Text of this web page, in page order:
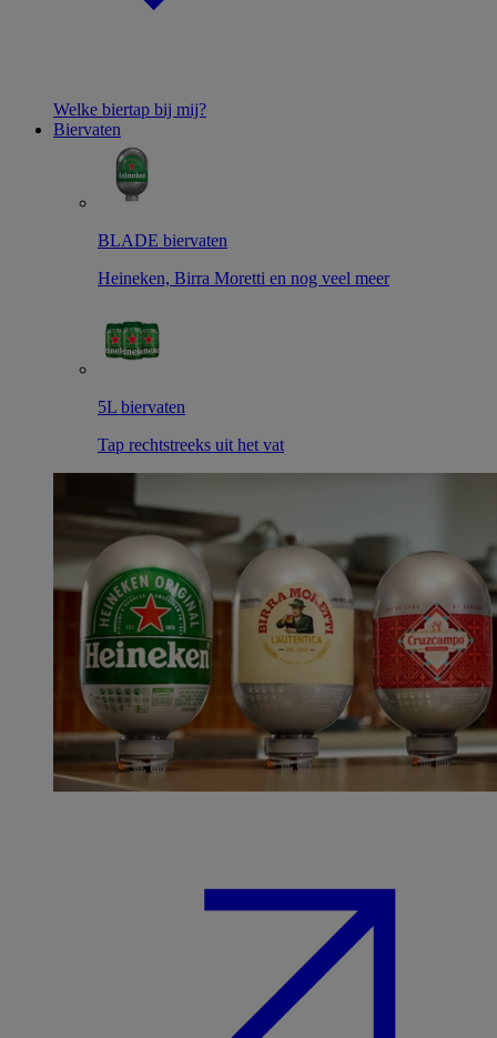
Welke biertap bij mij?
Biervaten
BLADE biervaten
Heineken, Birra Moretti en nog veel meer
5L biervaten
Tap rechtstreeks uit het vat